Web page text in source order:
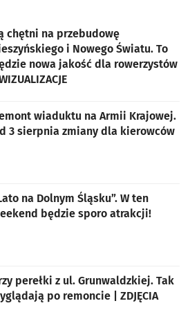
chętni na przebudowę
i Nowego Światu. To
nowa jakość dla rowerzystów
WIZUALIZACJE
wiaduktu na Armii Krajowej.
3 sierpnia zmiany dla kierowców
na Dolnym Śląsku”. W ten
będzie sporo atrakcji!
perełki z ul. Grunwaldzkiej. Tak
po remoncie | ZDJĘCIA